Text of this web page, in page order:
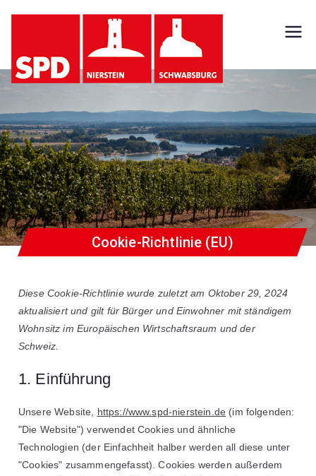
Nierst
ein
Schw
absb
urg
Cookie-Richtlinie (EU)
Diese Cookie-Richtlinie wurde zuletzt am Oktober 29, 2024
aktualisiert und gilt für Bürger und Einwohner mit ständigem
Wohnsitz im Europäischen Wirtschaftsraum und der
Schweiz.
1. Einführung
Unsere Website, https://www.spd-nierstein.de (im folgenden:
"Die Website") verwendet Cookies und ähnliche
Technologien (der Einfachheit halber werden all diese unter
"Cookies" zusammengefasst). Cookies werden außerdem